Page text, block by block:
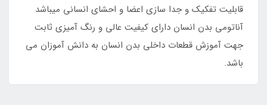
قابلیت تفکیک و جدا سازی اعضا و احشای انسانی میباشد
آناتومی بدن انسان دارای کیفیت عالی و رنگ آمیزی ثابت
جهت آموزش قطعات داخلی بدن انسان به دانش آموزان می
باشد.